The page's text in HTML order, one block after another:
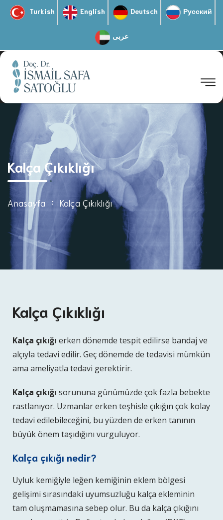
Turkish English Deutsch Русский
عربى
Kalça Çıkıklığı
Anasayfa Kalça Çıkıklığı
Kalça Çıkıklığı
Kalça çıkığı erken dönemde tespit edilirse bandaj ve
alçıyla tedavi edilir. Geç dönemde de tedavisi mümkün
ama ameliyatla tedavi gerektirir.
Kalça çıkığı sorununa günümüzde çok fazla bebekte
rastlanıyor. Uzmanlar erken teşhisle çıkığın çok kolay
tedavi edilebileceğini, bu yüzden de erken tanının
büyük önem taşıdığını vurguluyor.
Kalça çıkığı nedir?
Uyluk kemiğiyle leğen kemiğinin eklem bölgesi
gelişimi sırasındaki uyumsuzluğu kalça ekleminin
tam oluşmamasına sebep olur. Bu da kalça çıkığını